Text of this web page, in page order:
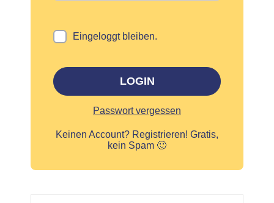
Eingeloggt bleiben.
LOGIN
Passwort vergessen
Keinen Account? Registrieren! Gratis,
kein Spam 🙂